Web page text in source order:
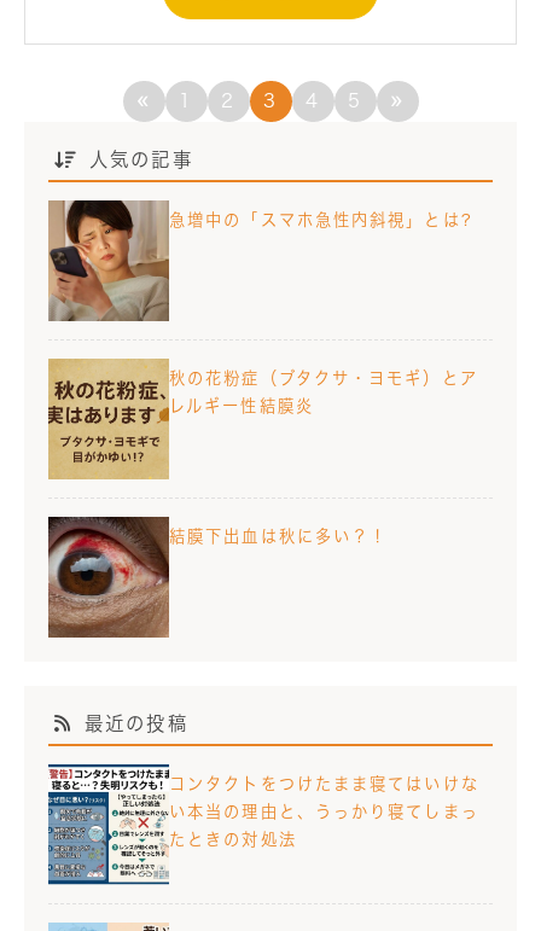
« 2 3 4 5 »
人気の記事
急増中の「スマホ急性内斜視」とは?
秋の花粉症（ブタクサ・ヨモギ）とア
レルギー性結膜炎
結膜下出血は秋に多い？！
最近の投稿
コンタクトをつけたまま寝てはいけな
い本当の理由と、うっかり寝てしまっ
たときの対処法